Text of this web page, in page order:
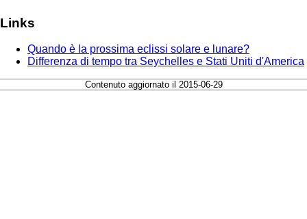
Links
Quando è la prossima eclissi solare e lunare?
Differenza di tempo tra Seychelles e Stati Uniti d'America
Contenuto aggiornato il 2015-06-29